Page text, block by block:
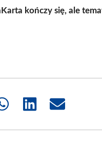
kończy się, ale
Share
Share
Share